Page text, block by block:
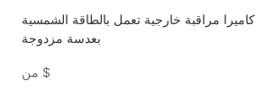
كاميرا مراقبة خارجية تعمل بالطاقة الشمسية
بعدسة مزدوجة
$